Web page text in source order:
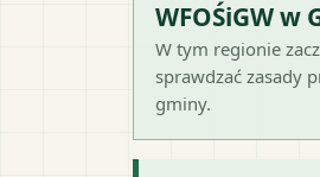
WFOŚiGW w
W tym regionie
sprawdzać zasady
gminy.